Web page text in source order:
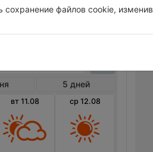
5 дней
вт 11.08 ср 12.08
сохранение файлов cookie, изменив